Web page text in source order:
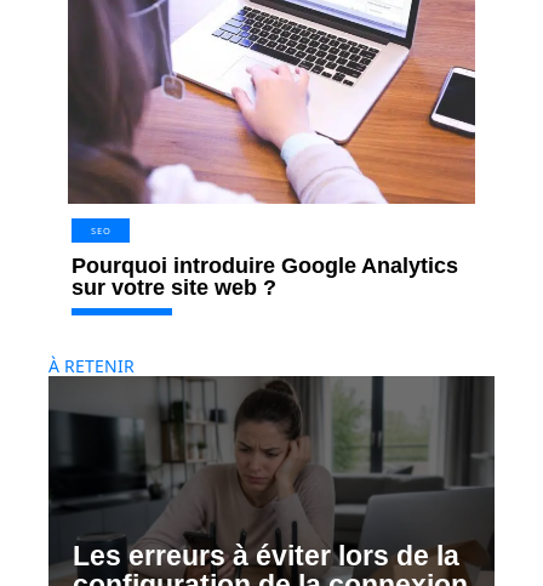
SEO
Pourquoi introduire Google Analytics
sur votre site web ?
À RETENIR
Les erreurs à éviter lors de la